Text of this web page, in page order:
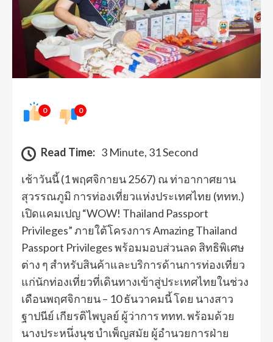
0 0
Read Time: 3 Minute, 31 Second
เช้าวันนี้ (1 พฤศจิกายน 2567) ณ ท่าอากาศยาน
สุวรรณภูมิ การท่องเที่ยวแห่งประเทศไทย (ททท.)
เปิดแคมเปญ “WOW! Thailand Passport
Privileges” ภายใต้โครงการ Amazing Thailand
Passport Privileges พร้อมมอบส่วนลด สิทธิพิเศษ
ต่าง ๆ สำหรับสินค้าและบริการด้านการท่องเที่ยว
แก่นักท่องเที่ยวที่เดินทางเข้าสู่ประเทศไทยในช่วง
เดือนพฤศจิกายน – 10 ธันวาคมนี้ โดย นางสาว
ฐาปนีย์ เกียรติไพบูลย์ ผู้ว่าการ ททท. พร้อมด้วย
นางประหนึ่งนุช บำเพ็ญสมัย ผู้อำนวยการฝ่าย